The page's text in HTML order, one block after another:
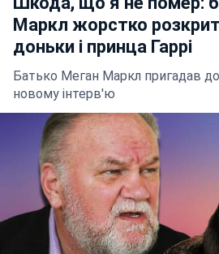
Маркл жорстко
доньки і принца Гаррі
Батько Меган Маркл пригадав
новому інтерв'ю